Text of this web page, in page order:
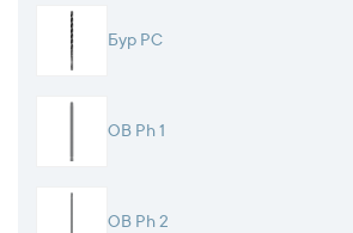
Бур PC
OB Ph 1
OB Ph 2